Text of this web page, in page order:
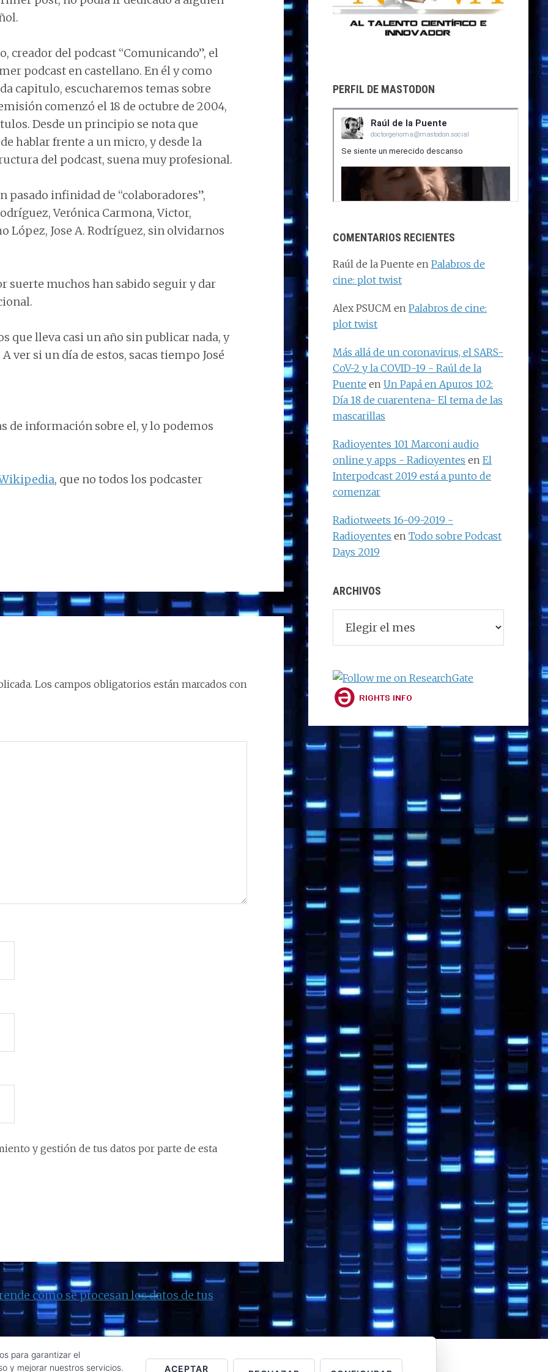
creador del podcast “Comunicando”, el
podcast en castellano. En él y como
capitulo, escucharemos temas sobre
comenzó el 18 de octubre de 2004,
Desde un principio se nota que
hablar frente a un micro, y desde la
del podcast, suena muy profesional.
pasado infinidad de “colaboradores”,
Verónica Carmona, Victor,
López, Jose A. Rodríguez, sin olvidarnos
suerte muchos han sabido seguir y dar
que lleva casi un año sin publicar nada, y
ver si un día de estos, sacas tiempo José
de información sobre el, y lo podemos
, que no todos los podcaster
Los campos obligatorios están marcados con
y gestión de tus datos por parte de esta
cómo se procesan los datos de tus
PERFIL DE MASTODON
COMENTARIOS RECIENTES
Raúl de la Puente en Palabros de
cine: plot twist
Alex PSUCM en Palabros de cine:
plot twist
Más allá de un coronavirus, el SARS-
CoV-2 y la COVID-19 - Raúl de la
Puente en Un Papá en Apuros 102:
Día 18 de cuarentena- El tema de las
mascarillas
Radioyentes 101 Marconi audio
online y apps - Radioyentes en El
Interpodcast 2019 está a punto de
comenzar
Radiotweets 16-09-2019 -
Radioyentes en Todo sobre Podcast
Days 2019
ARCHIVOS
para garantizar el
y mejorar nuestros servicios.
ACEPTAR